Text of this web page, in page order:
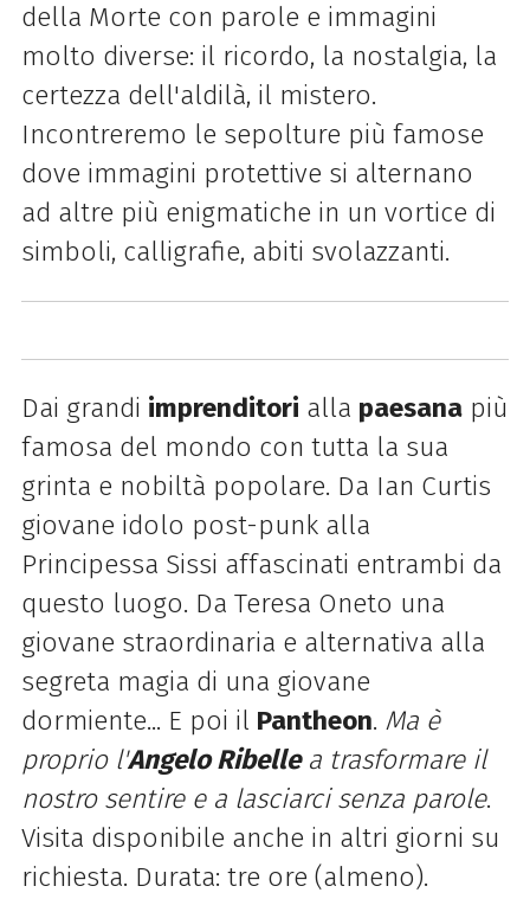
della Morte con parole e immagini
molto diverse: il ricordo, la nostalgia, la
certezza dell'aldilà, il mistero.
Incontreremo le sepolture più famose
dove immagini protettive si alternano
ad altre più enigmatiche in un vortice di
simboli, calligrafie, abiti svolazzanti.
Dai grandi imprenditori alla paesanapiù
famosa del mondo con tutta la sua
grinta e nobiltà popolare. Da Ian Curtis
giovane idolo post-punk alla
Principessa Sissi affascinati entrambi da
questo luogo. Da Teresa Oneto una
giovane straordinaria e alternativa alla
segreta magia di una giovane
dormiente... E poi il Pantheon. Ma è
proprio l'Angelo Ribellea trasformare il
nostro sentire e a lasciarci senza parole.
Visita disponibile anche in altri giorni su
richiesta. Durata: tre ore (almeno).